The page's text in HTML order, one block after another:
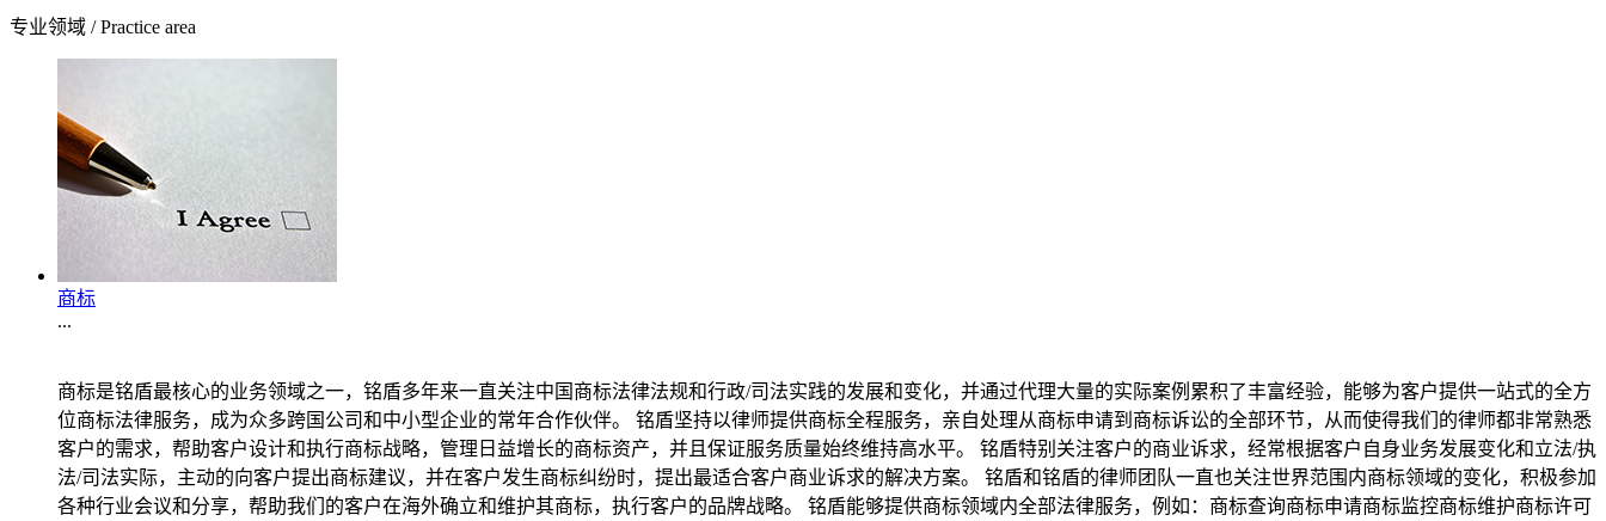
专业领域 / Practice area
商标
...
商标是铭盾最核心的业务领域之一，铭盾多年来一直关注中国商标法律法规和行政/司法实践的发展和变化，并通过代理大量的实际案例累积了丰富经验，能够为客户提供一站式的全方
位商标法律服务，成为众多跨国公司和中小型企业的常年合作伙伴。 铭盾坚持以律师提供商标全程服务，亲自处理从商标申请到商标诉讼的全部环节，从而使得我们的律师都非常熟悉
客户的需求，帮助客户设计和执行商标战略，管理日益增长的商标资产，并且保证服务质量始终维持高水平。 铭盾特别关注客户的商业诉求，经常根据客户自身业务发展变化和立法/执
法/司法实际，主动的向客户提出商标建议，并在客户发生商标纠纷时，提出最适合客户商业诉求的解决方案。 铭盾和铭盾的律师团队一直也关注世界范围内商标领域的变化，积极参加
各种行业会议和分享，帮助我们的客户在海外确立和维护其商标，执行客户的品牌战略。 铭盾能够提供商标领域内全部法律服务，例如：商标查询商标申请商标监控商标维护商标许可